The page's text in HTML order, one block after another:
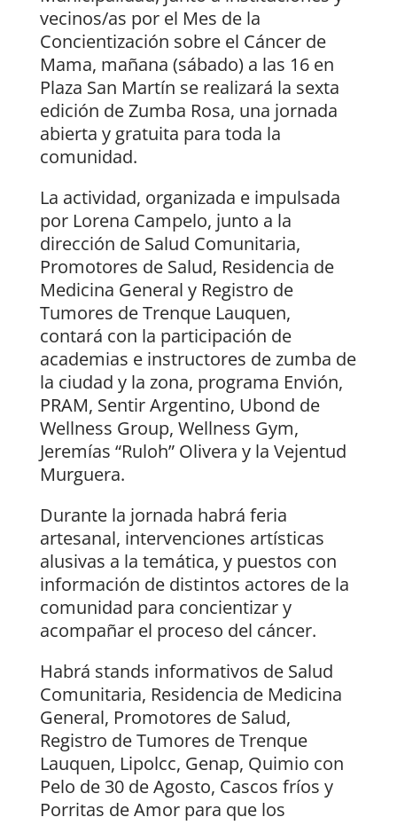
vecinos/as por el Mes de la
Concientización sobre el Cáncer de
Mama, mañana (sábado) a las 16 en
Plaza San Martín se realizará la sexta
edición de Zumba Rosa, una jornada
abierta y gratuita para toda la
comunidad.
La actividad, organizada e impulsada
por Lorena Campelo, junto a la
dirección de Salud Comunitaria,
Promotores de Salud, Residencia de
Medicina General y Registro de
Tumores de Trenque Lauquen,
contará con la participación de
academias e instructores de zumba de
la ciudad y la zona, programa Envión,
PRAM, Sentir Argentino, Ubond de
Wellness Group, Wellness Gym,
Jeremías “Ruloh” Olivera y la Vejentud
Murguera.
Durante la jornada habrá feria
artesanal, intervenciones artísticas
alusivas a la temática, y puestos con
información de distintos actores de la
comunidad para concientizar y
acompañar el proceso del cáncer.
Habrá stands informativos de Salud
Comunitaria, Residencia de Medicina
General, Promotores de Salud,
Registro de Tumores de Trenque
Lauquen, Lipolcc, Genap, Quimio con
Pelo de 30 de Agosto, Cascos fríos y
Porritas de Amor para que los